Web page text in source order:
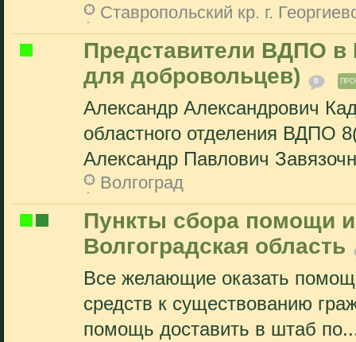
Ставропольский кр. г.
Представители ВДПО в
для добровольцев)
0
Александр Александрович
областного отделения ВДПО
Александр Павлович
Волгоград
Пункты сбора помощи
Волгоградская область
Все желающие оказать
средств к существованию
помощь доставить в штаб